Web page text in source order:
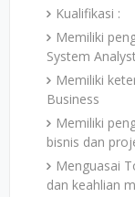
Kualifikasi :
Memiliki
System
Memiliki
Business
Memiliki
bisnis dan
Menguasai
dan keahlian